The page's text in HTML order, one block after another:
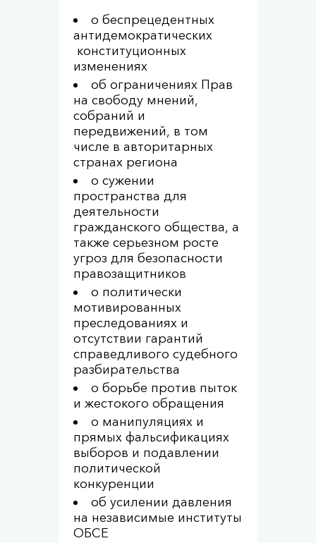
о беспрецедентных
антидемократических
конституционных
изменениях
об ограничениях Прав
на свободу мнений,
собраний и
передвижений, в том
числе в авторитарных
странах региона
о сужении
пространства для
деятельности
гражданского общества, а
также серьезном росте
угроз для безопасности
правозащитников
о политически
мотивированных
преследованиях и
отсутствии гарантий
справедливого судебного
разбирательства
о борьбе против пыток
и жестокого обращения
о манипуляциях и
прямых фальсификациях
выборов и подавлении
политической
конкуренции
об усилении давления
на независимые институты
ОБСЕ